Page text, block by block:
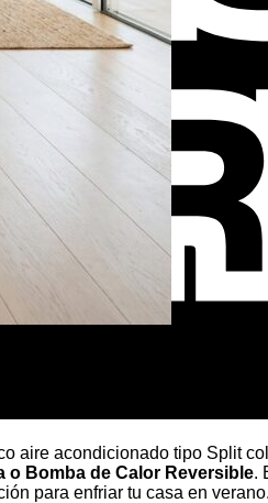
aire acondicionado tipo Split
o Bomba de Calor Reversible.
para enfriar tu casa en